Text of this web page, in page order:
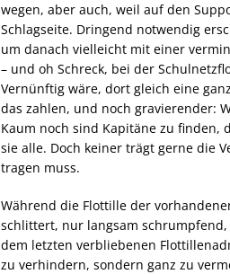
wegen, aber auch, weil auf den
Schlagseite. Dringend notwendig
um danach vielleicht mit einer
– und oh Schreck, bei der
Vernünftig wäre, dort gleich eine
das zahlen, und noch gravierender:
Kaum noch sind Kapitäne zu finden,
sie alle. Doch keiner trägt gerne die
tragen muss.
Während die Flottille der
schlittert, nur langsam
dem letzten verbliebenen
zu verhindern, sondern ganz zu